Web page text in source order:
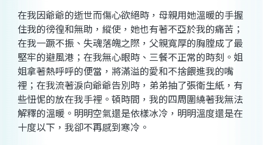
在我因爺爺的逝世而傷心欲絕時，母親用她溫暖的手握
住我的徬徨和無助，縱使，她也有著不亞於我的痛苦；
在我一蹶不振、失魂落魄之際，父親寬厚的胸膛成了最
堅牢的避風港；在我無心眼時、三餐不正常的時刻。姐
姐拿著熱呼呼的便當，將滿溢的愛和不捨餵進我的嘴
裡；在我流著淚向爺爺告別時，弟弟抽了張衛生紙，有
些忸怩的放在我手裡。頓時間，我的四周圍繞著我無法
解釋的溫暖。明明空氣還是依樣冰冷，明明溫度還是在
十度以下，我卻不再感到寒冷。